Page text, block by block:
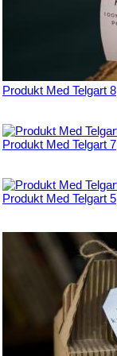
Produkt Med Telgart 8
Produkt Med Telgart 7
Produkt Med Telgart 5